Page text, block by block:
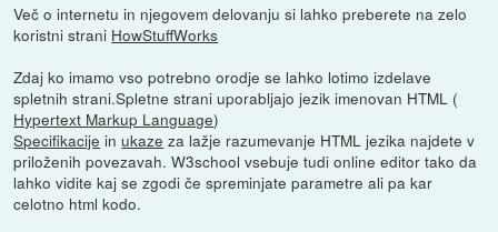
Več o internetu in njegovem delovanju si lahko preberete na zelo
koristni strani HowStuffWorks
Zdaj ko imamo vso potrebno orodje se lahko lotimo izdelave
spletnih strani.Spletne strani uporabljajo jezik imenovan HTML (
Hypertext Markup Language)
Specifikacije inukaze za lažje razumevanje HTML jezika najdete v
priloženih povezavah. W3school vsebuje tudi online editor tako da
lahko vidite kaj se zgodi če spreminjate parametre ali pa kar
celotno html kodo.